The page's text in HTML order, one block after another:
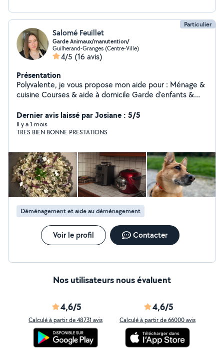
Particulier
Salomé Feuillet
Garde Animaux/manutention/
Guilherand-Granges (Centre-Ville)
4/5 (16 avis)
Présentation
Polyvalente, je vous propose mon aide pour : Ménage &
cuisine Courses & aide à domicile Garde d'enfants &
& garage Jardinage & petits bricolages Créations de
flyers Créations CV Mon mari est également polyvalent;
aide au déménagement, mécanique, Nettoyage
ponctuelle et à l'écoute. Tarifs accessibles Contactez-
moi dès maintenant ! PS: Je n'interviens plus chez les
hommes, uniquement femmes.
Dernier avis laissé par Josiane : 5/5
Il y a 1 mois
TRES BIEN BONNE PRESTATIONS
Déménagement et aide au déménagement
Voir le profil Contacter
Nos utilisateurs nous évaluent
4,6/5
Calculé à partir de 48731 avis
4,6/5
Calculé à partir de 66000 avis